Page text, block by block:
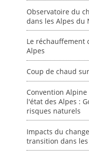
connaissances en
[
0000
Observatoire du
dans les Alpes du
Le réchauffement
Alpes
Coup de chaud
Convention
l'état des Alpes :
risques naturels
Impacts du
transition dans